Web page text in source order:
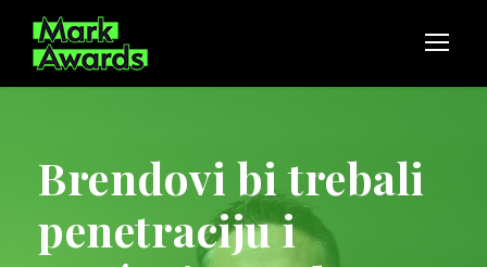
Brendovi bi trebali
penetraciju i